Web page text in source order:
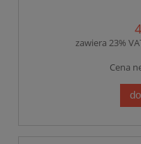
zawiera 23%
Cena